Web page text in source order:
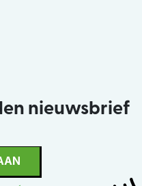
nieuwsbrief